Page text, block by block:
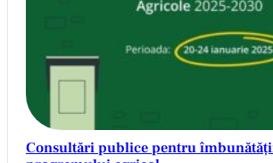
Consultări publice pentru